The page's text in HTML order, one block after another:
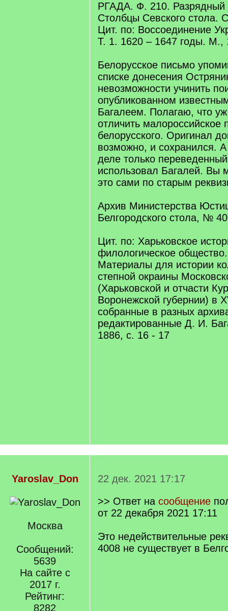
РГАДА. Ф. 210. Разрядный
Столбцы Севского стола.
Цит. по: Воссоединение
Т. 1. 1620 – 1647 годы. М.,
Белорусское письмо
списке донесения
невозможности учинить
опубликованном
Багалеем. Полагаю, что
отличить малороссийское
белорусского. Оригинал
возможно, и сохранился.
деле только
использовал Багалей. Вы
это сами по старым
Архив Министерства
Белгородского стола, №
Цит. по: Харьковское
филологическое
Материалы для истории
степной окраины
(Харьковской и отчасти
Воронежской губернии) в
собранные в разных
редактированные Д. И.
1886, с. 16 - 17
Yaroslav_Don
Москва
Сообщений:
5639
На сайте с
2017 г.
Рейтинг:
8282
22 дек. 2021 17:17
>> Ответ на сообщение
от 22 декабря 2021 17:11
Это недействительные
4008 не существует в